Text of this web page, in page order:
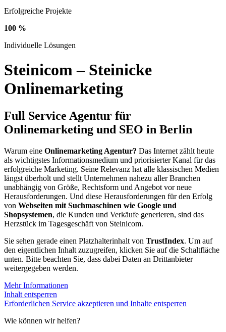
Erfolgreiche Projekte
100 %
Individuelle Lösungen
Steinicom – Steinicke
Onlinemarketing
Full Service Agentur für
Onlinemarketing und SEO in Berlin
Warum eine Onlinemarketing Agentur? Das Internet zählt heute
als wichtigstes Informationsmedium und priorisierter Kanal für das
erfolgreiche Marketing. Seine Relevanz hat alle klassischen Medien
längst überholt und stellt Unternehmen nahezu aller Branchen
unabhängig von Größe, Rechtsform und Angebot vor neue
Herausforderungen. Und diese Herausforderungen für den Erfolg
von Webseiten mit Suchmaschinen wie Google und
Shopsystemen, die Kunden und Verkäufe generieren, sind das
Herzstück im Tagesgeschäft von Steinicom.
Sie sehen gerade einen Platzhalterinhalt von TrustIndex. Um auf
den eigentlichen Inhalt zuzugreifen, klicken Sie auf die Schaltfläche
unten. Bitte beachten Sie, dass dabei Daten an Drittanbieter
weitergegeben werden.
Mehr Informationen
Inhalt entsperren
Erforderlichen Service akzeptieren und Inhalte entsperren
Wie können wir helfen?